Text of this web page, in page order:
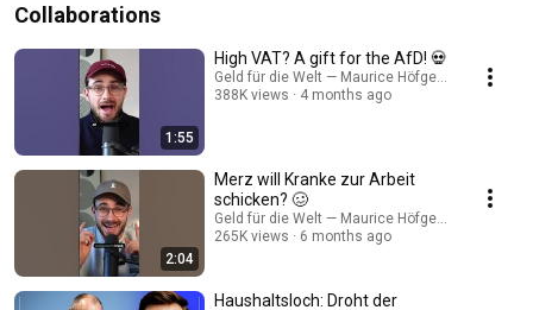
Collaborations
1:55
High VAT? A gift for the AfD! 💀
Geld für die Welt — Maurice Höfgen and Surplus
388K views
4 months ago
2:04
Merz will Kranke zur Arbeit
schicken? 🥴
Geld für die Welt — Maurice Höfgen and Surplus
265K views
6 months ago
Haushaltsloch: Droht der